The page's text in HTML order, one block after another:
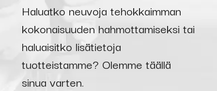
Haluatko neuvoja tehokkaimman
kokonaisuuden hahmottamiseksi tai
haluaisitko lisätietoja
tuotteistamme? Olemme täällä
sinua varten.